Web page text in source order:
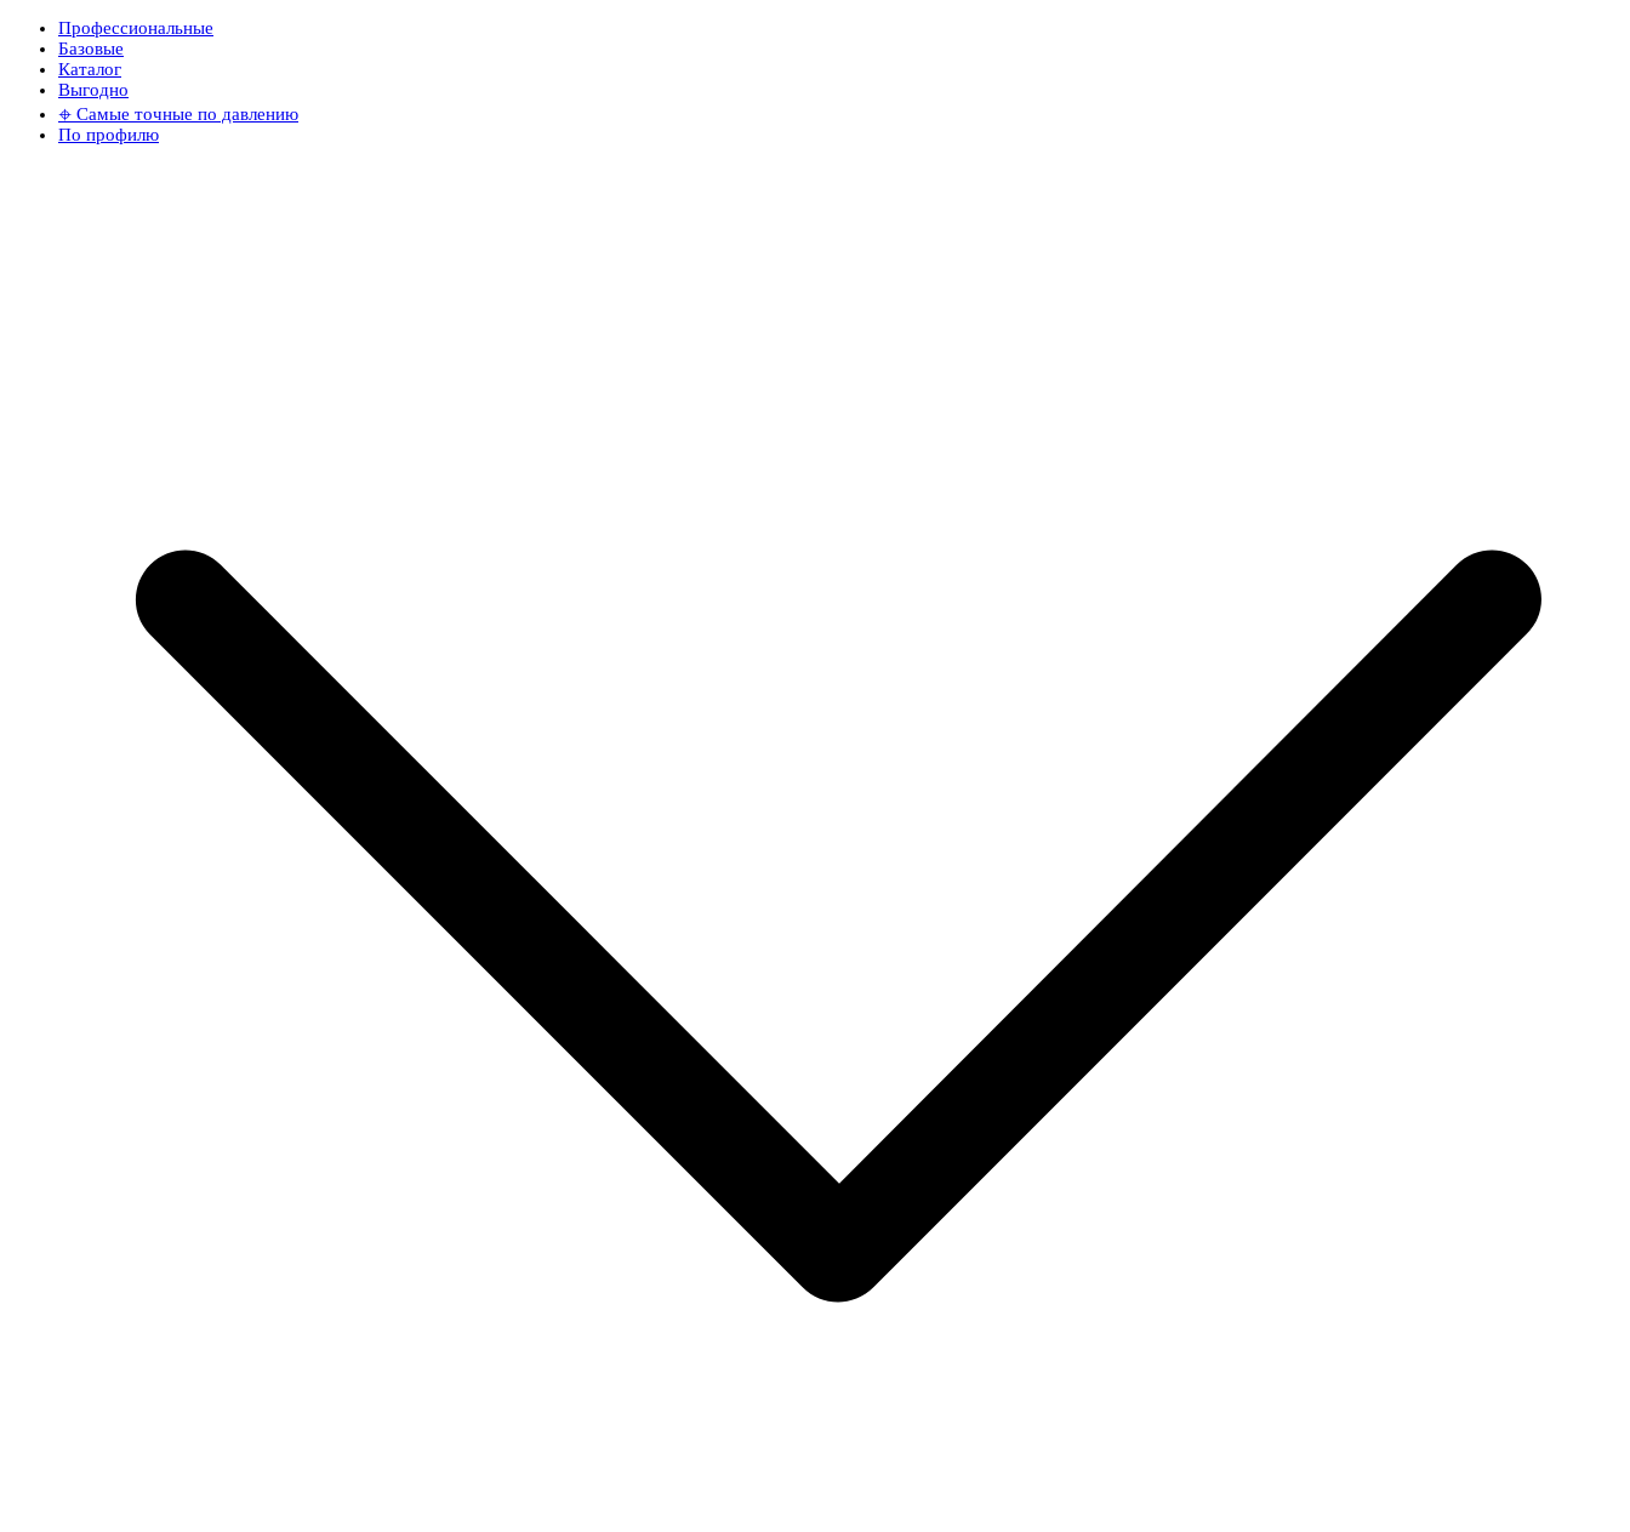
Профессиональные
Базовые
Каталог
Выгодно
𖦏 Самые точные по давлению
По профилю